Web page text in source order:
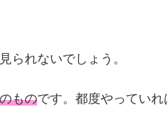
られないでしょう。
ものです。都度やってい